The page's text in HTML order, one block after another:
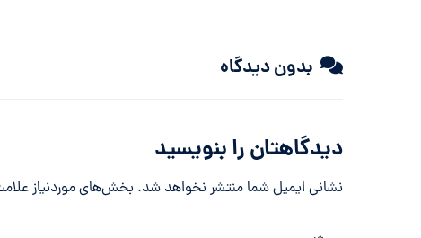
بدون دیدگاه
دیدگاهتان را بنویسید
نشانی ایمیل شما منتشر نخواهد شد. بخش‌های موردنیاز